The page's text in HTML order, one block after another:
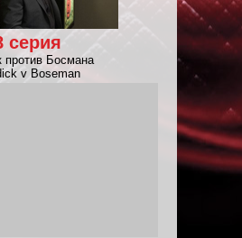
серия
против Босмана
v Boseman